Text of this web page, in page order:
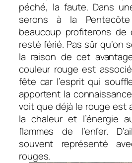
péché, la faute. Dans
serons à la
beaucoup profiterons de
resté férié. Pas sûr qu’on
la raison de cet
couleur rouge est
fête car l’esprit qui
apportent la
voit que déjà le rouge est
la chaleur et l’énergie
flammes de l’enfer.
souvent représenté
rouges.